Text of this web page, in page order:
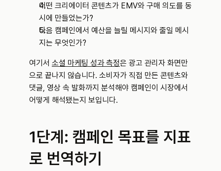
어떤 크리에이터 콘텐츠가 EMV와 구매 의도를 동
시에 만들었는가?
다음 캠페인에서 예산을 늘릴 메시지와 줄일 메시
지는 무엇인가?
여기서 소셜 마케팅 성과 측정은 광고 관리자 화면만
으로 끝나지 않습니다. 소비자가 직접 만든 콘텐츠와
댓글, 영상 속 발화까지 분석해야 캠페인이 시장에서
어떻게 해석됐는지 보입니다.
1단계: 캠페인 목표를 지표
로 번역하기